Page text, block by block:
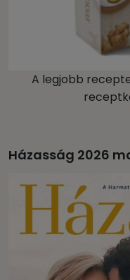
A legjobb
Házasság 2026